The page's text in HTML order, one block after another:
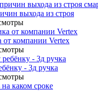
выхода из строя
от компании Vertex
- 3д ручка